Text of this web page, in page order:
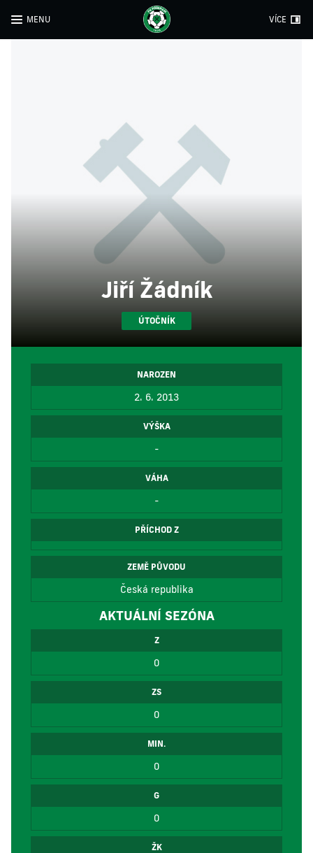
MENU VÍCE
Jiří Žádník
ÚTOČNÍK
NAROZEN
2. 6. 2013
VÝŠKA
-
VÁHA
-
PŘÍCHOD Z
ZEMĚ PŮVODU
Česká republika
AKTUÁLNÍ SEZÓNA
Z
0
ZS
0
MIN.
0
G
0
ŽK